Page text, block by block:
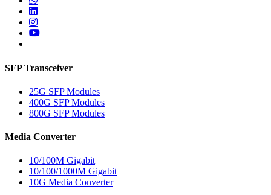
SFP Transceiver
25G SFP Modules
400G SFP Modules
800G SFP Modules
Media Converter
10/100M Gigabit
10/100/1000M Gigabit
10G Media Converter